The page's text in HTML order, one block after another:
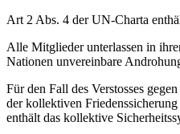
Art 2 Abs. 4 der UN-Charta
Alle Mitglieder unterlassen in
Nationen unvereinbare
Für den Fall des Verstosses
der kollektiven
enthält das kollektive